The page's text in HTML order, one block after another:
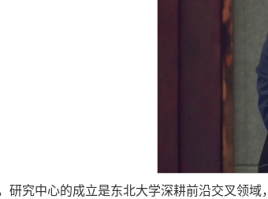
研究中心的成立是东北大学深耕前沿交叉领